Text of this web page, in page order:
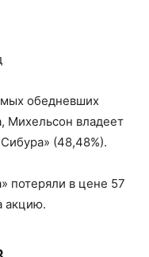
обедневших
Михельсон владеет
(48,48%).
потеряли в цене 57
акцию.